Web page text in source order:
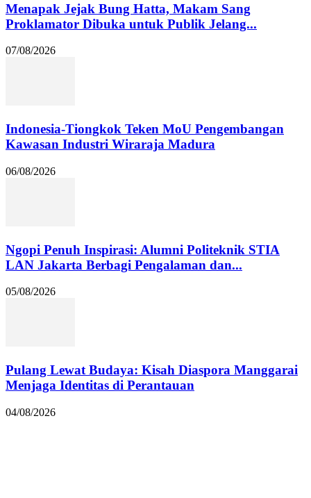
Menapak Jejak Bung Hatta, Makam Sang
Proklamator Dibuka untuk Publik Jelang...
07/08/2026
Indonesia-Tiongkok Teken MoU Pengembangan
Kawasan Industri Wiraraja Madura
06/08/2026
Ngopi Penuh Inspirasi: Alumni Politeknik STIA
LAN Jakarta Berbagi Pengalaman dan...
05/08/2026
Pulang Lewat Budaya: Kisah Diaspora Manggarai
Menjaga Identitas di Perantauan
04/08/2026